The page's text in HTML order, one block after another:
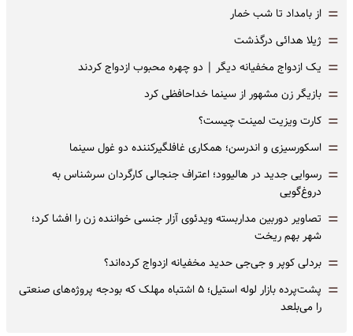
= از بامداد تا شب خمار
= ژیلا هدائی درگذشت
= یک ازدواج مخفیانه دیگر | دو چهره محبوب ازدواج کردند
= بازیگر زن مشهور از سینما خداحافظی کرد
= کارت ویزیت لمینت چیست؟
= اسکورسیزی و اندرسن؛ همکاری غافلگیرکننده دو غول سینما
= رسوایی جدید در هالیوود؛ اعتراف جنجالی کارگردان سرشناس به
دروغ‌گویی
= تصاویر دوربین مداربسته ویدئوی آزار جنسی خواننده زن را افشا کرد؛
شهر بهم ریخت
= بردلی کوپر و جی‌جی حدید مخفیانه ازدواج کرده‌اند؟
=
پشت‌پرده بازار لوله استیل؛ ۵ اشتباه مهلک که بودجه پروژه‌های صنعتی
را می‌بلعد